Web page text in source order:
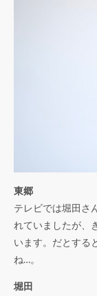
東郷
テレビでは堀田さ
れていましたが、
います。だとする
ね…。
堀田